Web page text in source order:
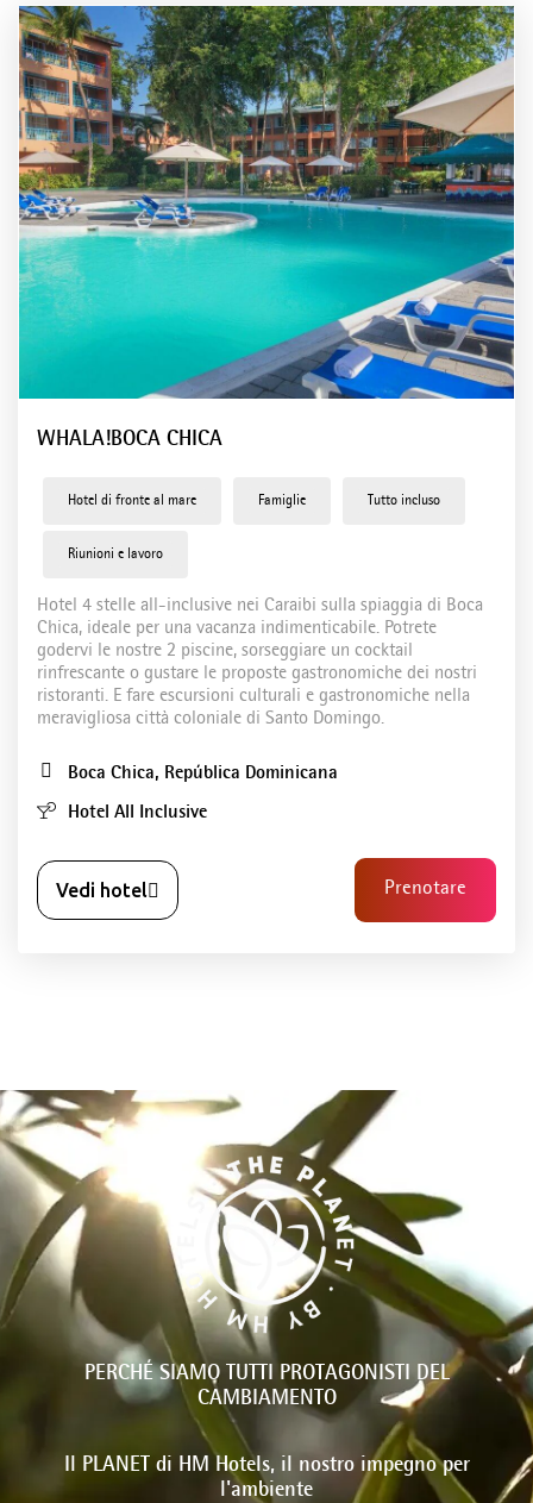
Tenerife
Hotel in Mexico
Holbox
Playa el Carmen
Hotel in Reppublica Dominicana
Bayahíbe
Boca Chica
WHALA!BOCA CHICA
Hotel di fronte al mare Famiglie Tutto incluso
Riunioni e lavoro
Hotel 4 stelle all-inclusive nei Caraibi sulla spiaggia di Boca
Chica, ideale per una vacanza indimenticabile. Potrete
godervi le nostre 2 piscine, sorseggiare un cocktail
rinfrescante o gustare le proposte gastronomiche dei nostri
ristoranti. E fare escursioni culturali e gastronomiche nella
meravigliosa città coloniale di Santo Domingo.
Boca Chica, República Dominicana
Hotel All Inclusive
Vedi hotel Prenotare
PERCHÉ SIAMO TUTTI PROTAGONISTI DEL
CAMBIAMENTO
Il PLANET di HM Hotels, il nostro impegno per
l'ambiente